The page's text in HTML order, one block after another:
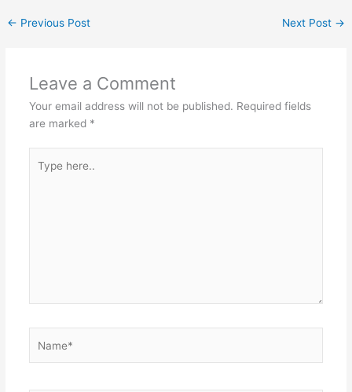
← Previous Post Next Post →
Leave a Comment
Your email address will not be published. Required fields
are marked *
here..